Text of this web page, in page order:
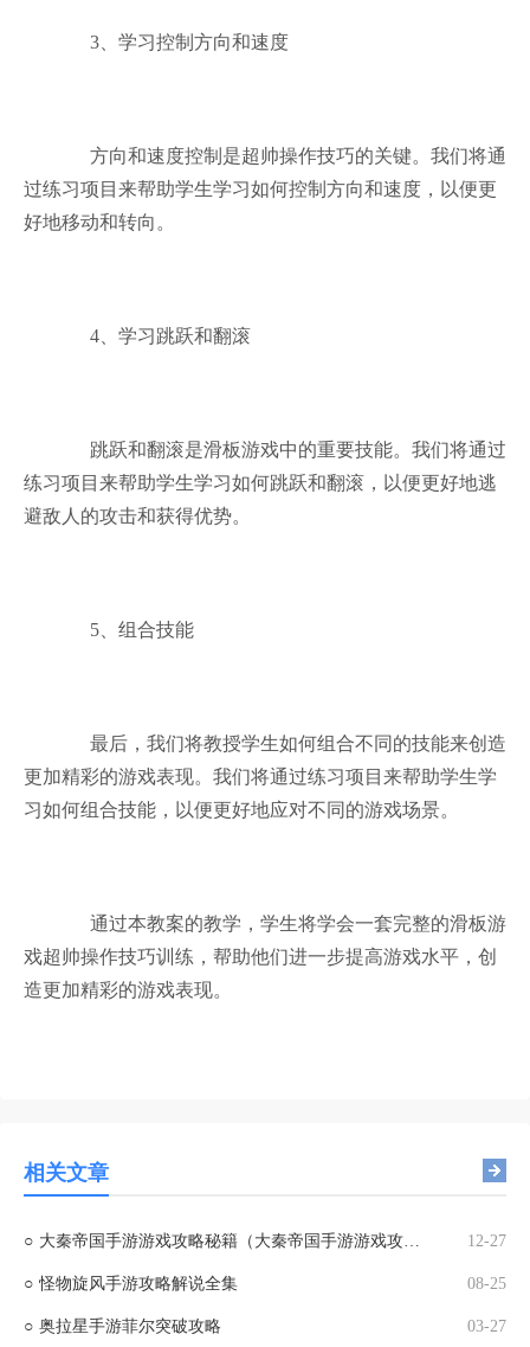
3、学习控制方向和速度
方向和速度控制是超帅操作技巧的关键。我们将通
过练习项目来帮助学生学习如何控制方向和速度，以便更
好地移动和转向。
4、学习跳跃和翻滚
跳跃和翻滚是滑板游戏中的重要技能。我们将通过
练习项目来帮助学生学习如何跳跃和翻滚，以便更好地逃
避敌人的攻击和获得优势。
5、组合技能
最后，我们将教授学生如何组合不同的技能来创造
更加精彩的游戏表现。我们将通过练习项目来帮助学生学
习如何组合技能，以便更好地应对不同的游戏场景。
通过本教案的教学，学生将学会一套完整的滑板游
戏超帅操作技巧训练，帮助他们进一步提高游戏水平，创
造更加精彩的游戏表现。
相关文章
○ 大秦帝国手游游戏攻略秘籍（大秦帝国手游游戏攻略秘籍大全） 12-27
○ 怪物旋风手游攻略解说全集 08-25
○ 奥拉星手游菲尔突破攻略 03-27